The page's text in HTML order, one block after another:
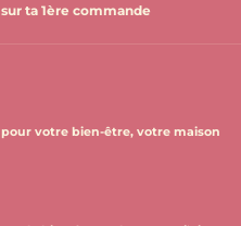
ta 1ère commande
votre bien-être, votre maison